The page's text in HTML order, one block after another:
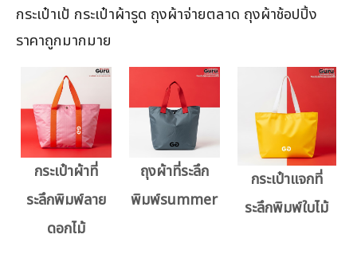
กระเป๋าเป้ กระเป๋าผ้ารูด ถุงผ้าจ่ายตลาด ถุงผ้าช้อปปิ้ง
ราคาถูกมากมาย
กระเป๋าผ้าที่
ระลึกพิมพ์ลาย
ดอกไม้
ถุงผ้าที่ระลึก
พิมพ์summer
กระเป๋าแจกที่
ระลึกพิมพ์ใบไม้